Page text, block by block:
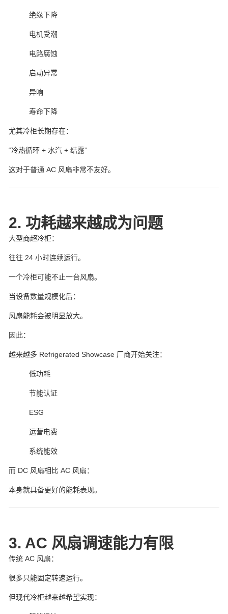
绝缘下降
电机受潮
电路腐蚀
启动异常
异响
寿命下降
尤其冷柜长期存在：
“冷热循环 + 水汽 + 结露”
这对于普通 AC 风扇非常不友好。
2. 功耗越来越成为问题
大型商超冷柜：
往往 24 小时连续运行。
一个冷柜可能不止一台风扇。
当设备数量规模化后：
风扇能耗会被明显放大。
因此：
越来越多 Refrigerated Showcase 厂商开始关注：
低功耗
节能认证
ESG
运营电费
系统能效
而 DC 风扇相比 AC 风扇：
本身就具备更好的能耗表现。
3. AC 风扇调速能力有限
传统 AC 风扇：
很多只能固定转速运行。
但现代冷柜越来越希望实现：